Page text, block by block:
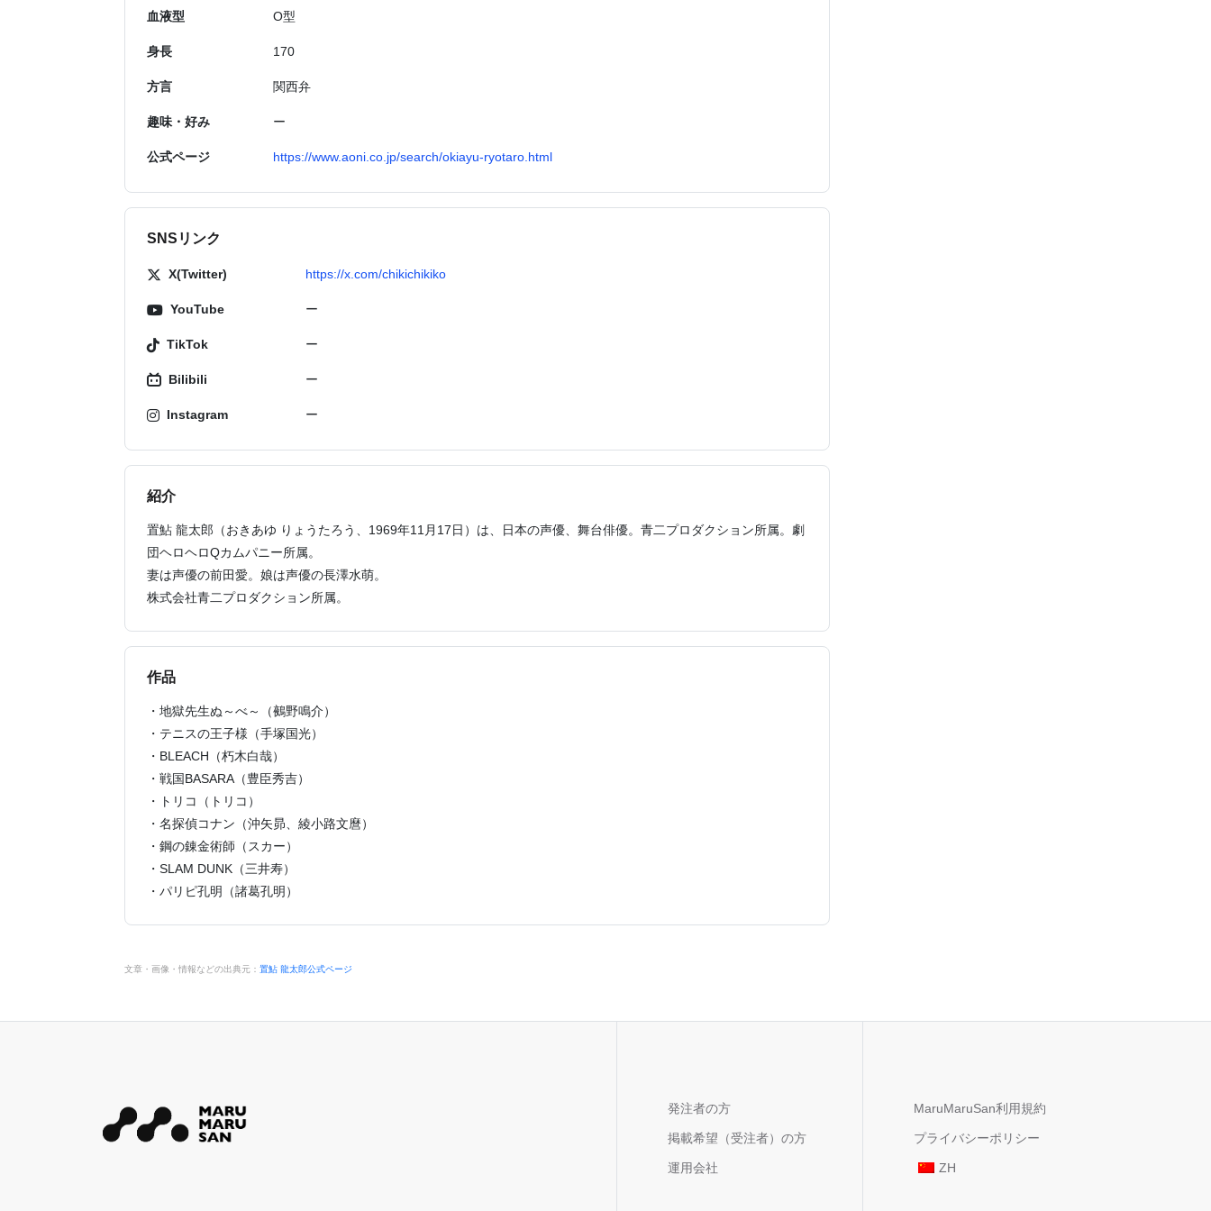
血液型 O型
身長 170
方言 関西弁
趣味・好み ー
公式ページ https://www.aoni.co.jp/search/okiayu-ryotaro.html
SNSリンク
X(Twitter) https://x.com/chikichikiko
YouTube ー
TikTok ー
Bilibili ー
Instagram ー
紹介
置鮎 龍太郎（おきあゆ りょうたろう、1969年11月17日）は、日本の声優、舞台俳優。青二プロダクション所属。劇
団ヘロヘロQカムパニー所属。
妻は声優の前田愛。娘は声優の長澤水萌。
株式会社青二プロダクション所属。
作品
・地獄先生ぬ～べ～（鵺野鳴介）
・テニスの王子様（手塚国光）
・BLEACH（朽木白哉）
・戦国BASARA（豊臣秀吉）
・トリコ（トリコ）
・名探偵コナン（沖矢昴、綾小路文麿）
・鋼の錬金術師（スカー）
・SLAM DUNK（三井寿）
・パリピ孔明（諸葛孔明）
文章・画像・情報などの出典元： 置鮎 龍太郎公式ページ
発注者の方
掲載希望（受注者）の方
運用会社
MaruMaruSan利用規約
プライバシーポリシー
ZH